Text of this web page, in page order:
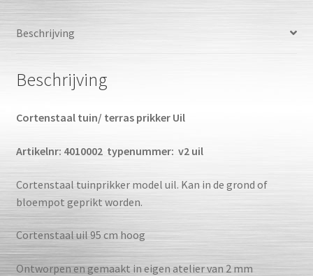
Beschrijving
Beschrijving
Cortenstaal tuin/ terras prikker Uil
Artikelnr: 4010002 typenummer: v2 uil
Cortenstaal tuinprikker model uil. Kan in de grond of
bloempot geprikt worden.
Cortenstaal uil 95 cm hoog
Ontworpen en gemaakt in eigen atelier van 2 mm